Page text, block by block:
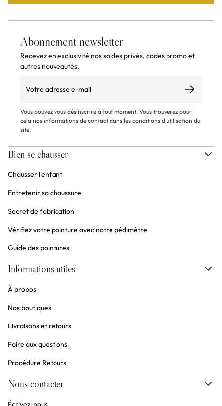
Abonnement newsletter
Recevez en exclusivité nos soldes privés, codes promo et
autres nouveautés.
S’abonner
Vous pouvez vous désinscrire à tout moment. Vous trouverez pour
cela nos informations de contact dans les conditions d'utilisation du
site.
Bien se chausser
Chausser l'enfant
Entretenir sa chaussure
Secret de fabrication
Vérifiez votre pointure avec notre pédimètre
Guide des pointures
Informations utiles
À propos
Nos boutiques
Livraisons et retours
Foire aux questions
Procédure Retours
Nous contacter
Écrivez-nous